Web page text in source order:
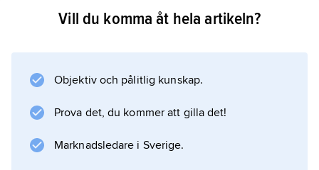
Information om artikeln
Vill du komma åt hela artikeln?
Objektiv och pålitlig kunskap.
Prova det, du kommer att gilla det!
Marknadsledare i Sverige.